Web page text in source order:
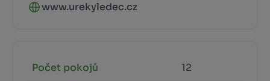
www.urekyledec.cz
Počet pokojů
12